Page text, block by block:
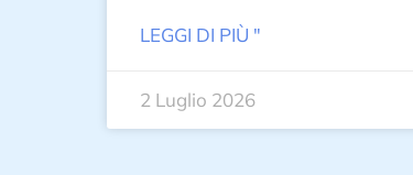
LEGGI DI PIÙ "
2 Luglio 2026